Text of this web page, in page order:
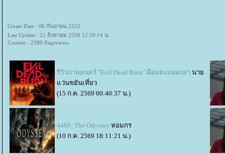
Create Date : 06 กันยายน 2552
Last Update : 21 สิงหาคม 2556 12:50:14 น.
Counter : 2390 Pageviews.
รีวิวภาพยนตร์ "Evil Dead Burn" ผีอมตะแผดเผา นา
ว่นขยันเที่ยว
(15 ก.ค. 2569 00:40:37 น.)
4469_The Odyssey หอมกร
(10 ก.ค. 2569 18:11:21 น.)